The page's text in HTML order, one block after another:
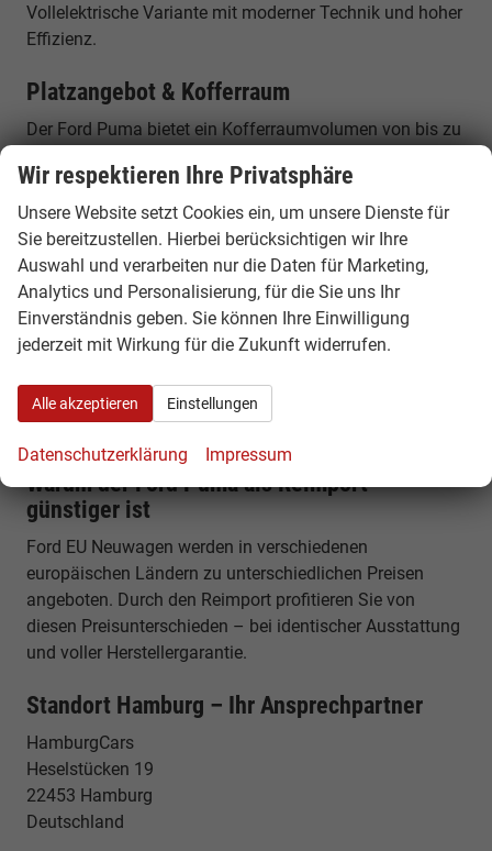
Vollelektrische Variante mit moderner Technik und hoher
Effizienz.
Platzangebot & Kofferraum
Der Ford Puma bietet ein Kofferraumvolumen von bis zu
sogenannte „MegaBox“. Mit einer Länge von rund 4,2
Metern bleibt er kompakt und gleichzeitig
alltagstauglich.
Komfort, Technik & Ausstattung
Der Puma verfügt über modernes Infotainment mit
großem Touchscreen, digitales Cockpit und zahlreiche
Notbremsfunktion und moderne Konnektivität sorgen für
Warum der Ford Puma als Reimport
günstiger ist
Ford EU Neuwagen werden in verschiedenen
europäischen Ländern zu unterschiedlichen Preisen
angeboten. Durch den Reimport profitieren Sie von
diesen Preisunterschieden – bei identischer Ausstattung
und voller Herstellergarantie.
Standort Hamburg – Ihr Ansprechpartner
HamburgCars
Heselstücken 19
22453 Hamburg
Deutschland
Wir respektieren Ihre Privatsphäre
Unsere Website setzt Cookies ein, um unsere Dienste für
Sie bereitzustellen. Hierbei berücksichtigen wir Ihre
Auswahl und verarbeiten nur die Daten für Marketing,
Analytics und Personalisierung, für die Sie uns Ihr
Einverständnis geben. Sie können Ihre Einwilligung
jederzeit mit Wirkung für die Zukunft widerrufen.
Alle akzeptieren Einstellungen
Datenschutzerklärung Impressum